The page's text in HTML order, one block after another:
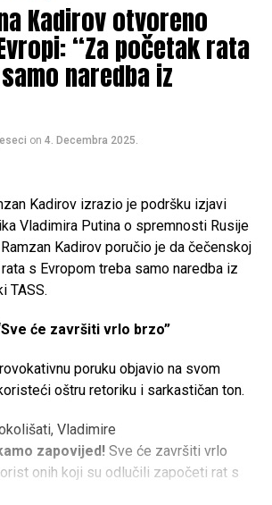
Kadirov otvoreno
“Za početak rata
naredba iz
on 4. Decembra 2025.
Kadirov izrazio je podršku izjavi
Vladimira Putina o spremnosti Rusije
Kadirov poručio je da čečenskoj
s Evropom treba samo naredba iz
TASS.
će završiti vrlo brzo”
poruku objavio na svom
oštru retoriku i sarkastičan ton.
Vladimire
zapovijed!Sve će završiti vrlo
onih koji su odlučili započeti rat s